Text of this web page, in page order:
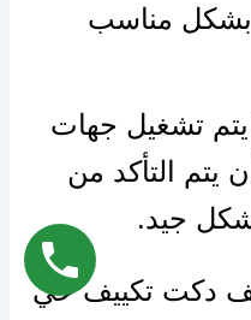
بشكل مناسب
يتم تشغيل جهات
يتم التأكد من
جيد.
دكت تكييف حي